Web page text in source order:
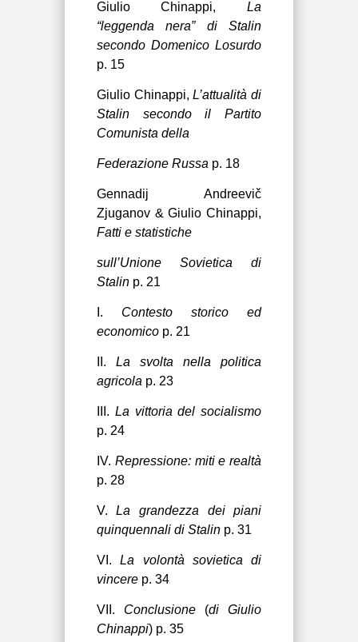
Giulio Chinappi,La
“leggenda nera” di Stalin
secondo Domenico Losurdo
p. 15
Giulio Chinappi,L’attualità di
Stalin secondo il Partito
Comunista della
Federazione Russa p. 18
Gennadij Andreevič
Zjuganov & Giulio Chinappi,
Fatti e statistiche
sull’Unione Sovietica di
Stalinp. 21
I. Contesto storico ed
economicop. 21
II. La svolta nella politica
agricola p. 23
III. La vittoria del socialismo
p. 24
IV. Repressione: miti e realtà
p. 28
V.La grandezza dei piani
quinquennali di Stalinp. 31
VI.La volontà sovietica di
vincerep. 34
VII. Conclusione(di Giulio
Chinappi) p. 35